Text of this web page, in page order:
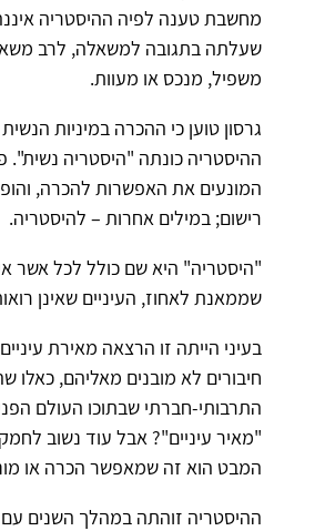
מחשבת טענה לפיה ההיסטריה
שעלתה בתגובה למשאלה, לרב
משפיל, מנכס או מעוות.
גרסון טוען כי ההכרה במיניות
ההיסטריה כונתה "היסטריה
המונעים את האפשרות להכרה,
רישום; במילים אחרות – להיסטריה.
"היסטריה" היא שם כולל לכל אשר
שממאנת לאחוז, העיניים שאינן
בעיני הייתה זו הרצאה מאירת
חיבורים לא מובנים מאליהם,
התרבותי-חברתי שבתוכו העולם
"מאיר עיניים"? אבל עוד נשוב
המבט הוא זה שמאפשר הכרה או
ההיסטריה זוהתה במהלך השנים